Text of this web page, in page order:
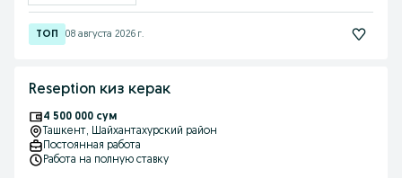
08 августа 2026 г.
Reseption киз керак
4 500 000 сум
Ташкент, Шайхантахурский район
Постоянная работа
Работа на полную ставку